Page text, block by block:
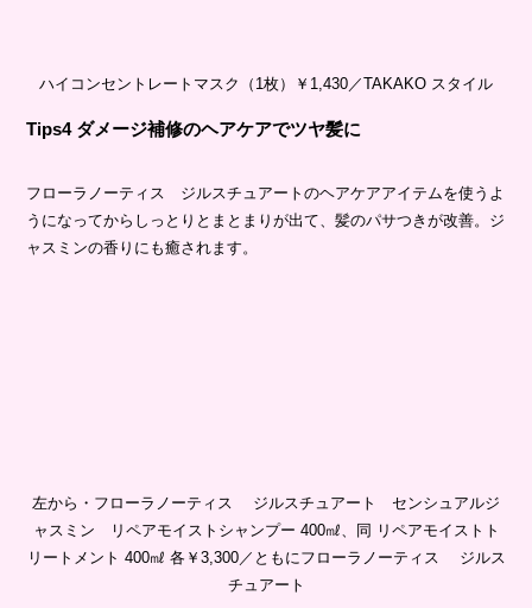
ハイコンセントレートマスク（1枚）￥1,430／TAKAKO スタイル
Tips4 ダメージ補修のヘアケアでツヤ髪に
フローラノーティス ジルスチュアートのヘアケアアイテムを使うよ
うになってからしっとりとまとまりが出て、髪のパサつきが改善。ジ
ャスミンの香りにも癒されます。
左から・フローラノーティス ジルスチュアート センシュアルジ
ャスミン リペアモイストシャンプー 400㎖、同 リペアモイストト
リートメント 400㎖ 各￥3,300／ともにフローラノーティス ジルス
チュアート